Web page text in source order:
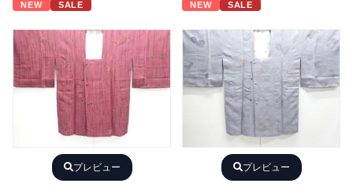
NEW SALE
プレビュー
NEW SALE
プレビュー